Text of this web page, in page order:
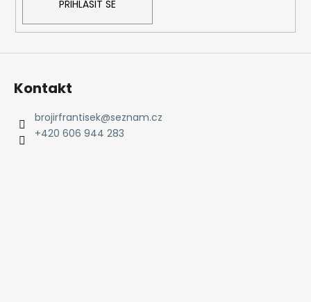
PŘIHLÁSIT SE
Kontakt
brojirfrantisek@seznam.cz
+420 606 944 283